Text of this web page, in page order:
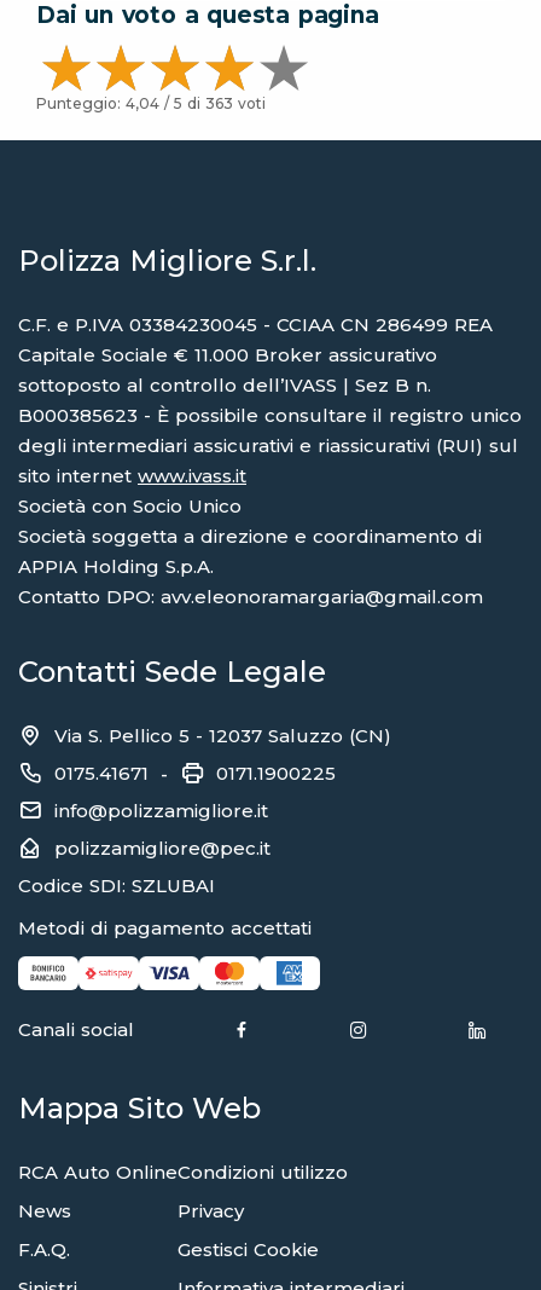
Dai un voto a questa pagina
Punteggio: 4,04 / 5 di 363 voti
Polizza Migliore S.r.l.
C.F. e P.IVA 03384230045 - CCIAA CN 286499 REA
Capitale Sociale € 11.000 Broker assicurativo
sottoposto al controllo dell’IVASS | Sez B n.
B000385623 - È possibile consultare il registro unico
degli intermediari assicurativi e riassicurativi (RUI) sul
sito internet www.ivass.it
Società con Socio Unico
Società soggetta a direzione e coordinamento di
APPIA Holding S.p.A.
Contatto DPO: avv.eleonoramargaria@gmail.com
Contatti Sede Legale
Via S. Pellico 5 - 12037 Saluzzo (CN)
0175.41671 -
0171.1900225
info@polizzamigliore.it
polizzamigliore@pec.it
Codice SDI: SZLUBAI
Metodi di pagamento accettati
Canali social
Mappa Sito Web
RCA Auto Online
News
F.A.Q.
Condizioni utilizzo
Privacy
Gestisci Cookie